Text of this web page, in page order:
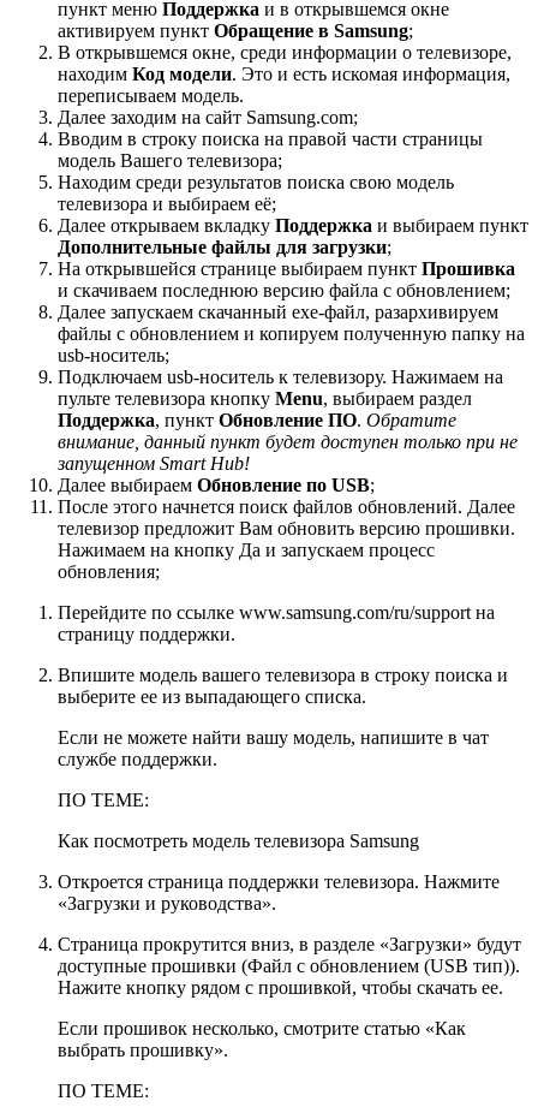
пункт меню Поддержка и в открывшемся окне
активируем пункт Обращение в Samsung;
В открывшемся окне, среди информации о телевизоре,
находим Код модели. Это и есть искомая информация,
переписываем модель.
Далее заходим на сайт Samsung.com;
Вводим в строку поиска на правой части страницы
модель Вашего телевизора;
Находим среди результатов поиска свою модель
телевизора и выбираем её;
Далее открываем вкладку Поддержка и выбираем пункт
Дополнительные файлы для загрузки;
На открывшейся странице выбираем пункт Прошивка
и скачиваем последнюю версию файла с обновлением;
Далее запускаем скачанный exe-файл, разархивируем
файлы с обновлением и копируем полученную папку на
usb-носитель;
Подключаем usb-носитель к телевизору. Нажимаем на
пульте телевизора кнопку Menu, выбираем раздел
Поддержка, пункт Обновление ПО. Обратите
внимание, данный пункт будет доступен только при не
запущенном Smart Hub!
Далее выбираем Обновление по USB;
После этого начнется поиск файлов обновлений. Далее
телевизор предложит Вам обновить версию прошивки.
Нажимаем на кнопку Да и запускаем процесс
обновления;
Перейдите по ссылке www.samsung.com/ru/support на
страницу поддержки.
Впишите модель вашего телевизора в строку поиска и
выберите ее из выпадающего списка.
Если не можете найти вашу модель, напишите в чат
службе поддержки.
ПО ТЕМЕ:
Как посмотреть модель телевизора Samsung
Откроется страница поддержки телевизора. Нажмите
«Загрузки и руководства».
Страница прокрутится вниз, в разделе «Загрузки» будут
доступные прошивки (Файл с обновлением (USB тип)).
Нажите кнопку рядом с прошивкой, чтобы скачать ее.
Если прошивок несколько, смотрите статью «Как
выбрать прошивку».
ПО ТЕМЕ: